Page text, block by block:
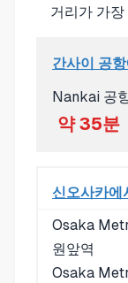
거리가 가
간사이 공
Nankai 공
약 35분
신오사카에
Osaka
원앞역
Osaka